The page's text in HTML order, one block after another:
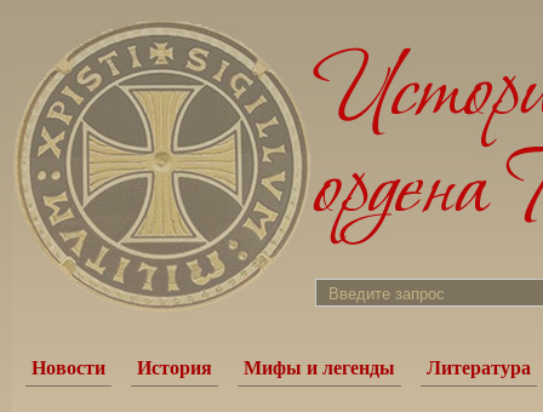
Новости История Мифы и легенды Литература